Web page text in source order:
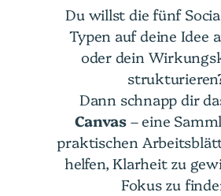
Du willst die fünf
Typen auf deine Idee
oder dein
Dann schnapp dir
Canvas– eine
praktischen
helfen, Klarheit zu
Fokus zu